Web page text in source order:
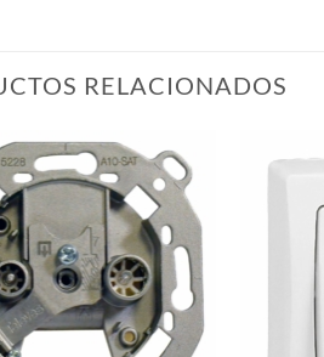
RELACIONADOS